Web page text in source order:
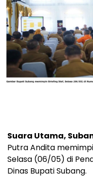
Suara Utama,
Putra Andita
Selasa (06/05) di
Dinas Bupati Subang.